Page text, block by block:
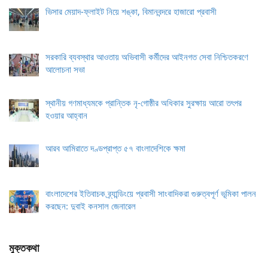
ভিসার মেয়াদ-ফ্লাইট নিয়ে শঙ্কা, বিমানবন্দরে হাজারো প্রবাসী
সরকারি ব্যবস্থার আওতায় অভিবাসী কর্মীদের আইনগত সেবা নিশ্চিতকরণে
আলোচনা সভা
স্থানীয় গণমাধ্যমকে প্রান্তিক নৃ-গোষ্ঠীর অধিকার সুরক্ষায় আরো তৎপর
হওয়ার আহ্বান
আরব আমিরাতে দণ্ডপ্রাপ্ত ৫৭ বাংলাদেশিকে ক্ষমা
বাংলাদেশের ইতিবাচক ব্র্যান্ডিংয়ে প্রবাসী সাংবাদিকরা গুরুত্বপূর্ণ ভূমিকা পালন
করছেন: দুবাই কনসাল জেনারেল
মুক্তকথা